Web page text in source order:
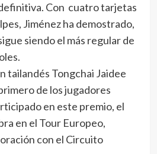
Con cuatro tarjetas
Jiménez ha demostrado,
siendo el más regular de
tailandés Tongchai Jaidee
de los jugadores
en este premio, el
en el Tour Europeo,
con el Circuito